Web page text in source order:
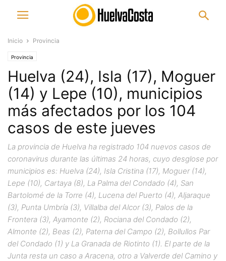
Inicio Provincia
Provincia
Huelva (24), Isla (17), Moguer
(14) y Lepe (10), municipios
más afectados por los 104
casos de este jueves
La provincia de Huelva ha registrado 104 nuevos casos de
coronavirus durante las últimas 24 horas, cuyo desglose por
municipios es: Huelva (24), Isla Cristina (17), Moguer (14),
Lepe (10), Cartaya (8), La Palma del Condado (4), San
Bartolomé de la Torre (4), Lucena del Puerto (4), Aljaraque
(3), Punta Umbría (3), Villalba del Alcor (3), Palos de la
Frontera (3), Ayamonte (2), Rociana del Condado (2),
Almonte (2), Beas (2), Paterna del Campo (2), Bollullos Par
del Condado (1) y La Granada de Riotinto (1). El parte de la
Junta resta un caso a Aracena, otro a Valverde del Camino y